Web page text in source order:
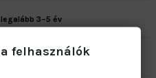
3–5 év
minimum 7–10 év
felhasználók